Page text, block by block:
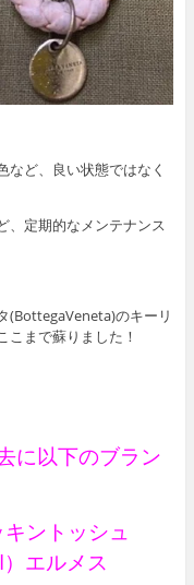
ど、良い状態ではなく
、定期的なメンテナンス
(BottegaVeneta)のキーリ
こまで蘇りました！
に以下のブラン
ントッシュ
エルメス